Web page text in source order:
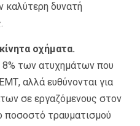
καλύτερη δυνατή
οχήματα.
των ατυχημάτων που
αλλά ευθύνονται για
σε εργαζόμενους στον
ποσοστό τραυματισμού